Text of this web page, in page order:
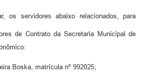
os servidores abaixo relacionados, para
de Contrato da Secretaria Municipal de
Boska, matrícula nº 992025;